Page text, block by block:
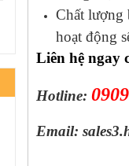
Chất lượng
hoạt động
Liên hệ ngay
Hotline:
Email: